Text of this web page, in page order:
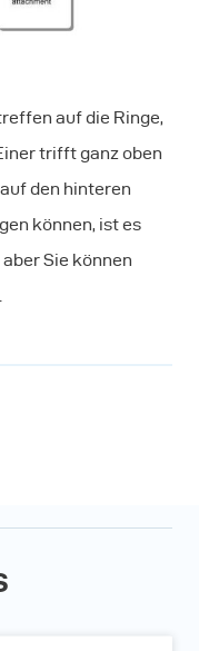
auf die Ringe,
trifft ganz oben
den hinteren
können, ist es
Sie können